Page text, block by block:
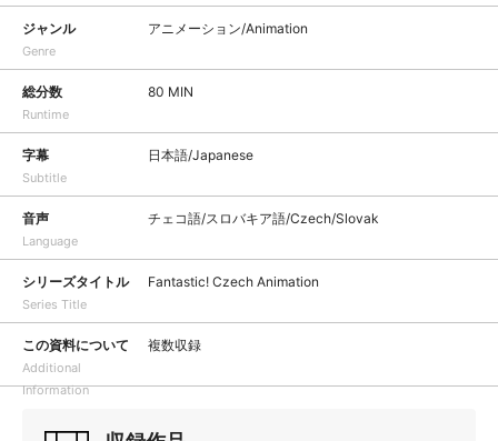
ジャンル
Genre
アニメーション/Animation
総分数
Runtime
80 MIN
字幕
Subtitle
日本語/Japanese
音声
Language
チェコ語/スロバキア語/Czech/Slovak
シリーズタイトル
Series Title
Fantastic! Czech Animation
この資料について
Additional
Information
複数収録